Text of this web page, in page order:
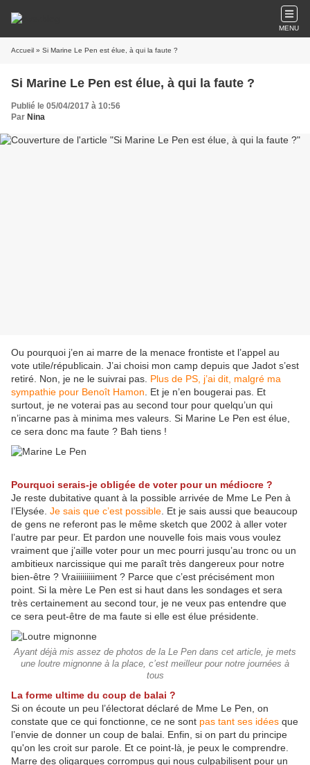
MENU
Accueil » Si Marine Le Pen est élue, à qui la faute ?
Si Marine Le Pen est élue, à qui la faute ?
Publié le 05/04/2017 à 10:56
Par Nina
Ou pourquoi j’en ai marre de la menace frontiste et l’appel au
vote utile/républicain. J’ai choisi mon camp depuis que Jadot s’est
retiré. Non, je ne le suivrai pas. Plus de PS, j’ai dit, malgré ma
sympathie pour Benoît Hamon . Et je n’en bougerai pas. Et
surtout, je ne voterai pas au second tour pour quelqu’un qui
n’incarne pas à minima mes valeurs. Si Marine Le Pen est élue,
ce sera donc ma faute ? Bah tiens !
Pourquoi serais-je obligée de voter pour un médiocre ?
Je reste dubitative quant à la possible arrivée de Mme Le Pen à
l’Elysée. Je sais que c’est possible . Et je sais aussi que beaucoup
de gens ne referont pas le même sketch que 2002 à aller voter
l’autre par peur. Et pardon une nouvelle fois mais vous voulez
vraiment que j’aille voter pour un mec pourri jusqu’au tronc ou un
ambitieux narcissique qui me paraît très dangereux pour notre
bien-être ? Vraiiiiiiiiiment ? Parce que c’est précisément mon
point. Si la mère Le Pen est si haut dans les sondages et sera
très certainement au second tour, je ne veux pas entendre que
ce sera peut-être de ma faute si elle est élue présidente.
Ayant déjà mis assez de photos de la Le Pen dans cet article, je mets
une loutre mignonne à la place, c’est meilleur pour notre journées à
tous
La forme ultime du coup de balai ?
Si on écoute un peu l’électorat déclaré de Mme Le Pen, on
constate que ce qui fonctionne, ce ne sont pas tant ses idées que
l’envie de donner un coup de balai. Enfin, si on part du principe
qu'on les croit sur parole. Et ce point-là, je peux le comprendre.
Marre des oligarques corrompus qui nous culpabilisent pour un